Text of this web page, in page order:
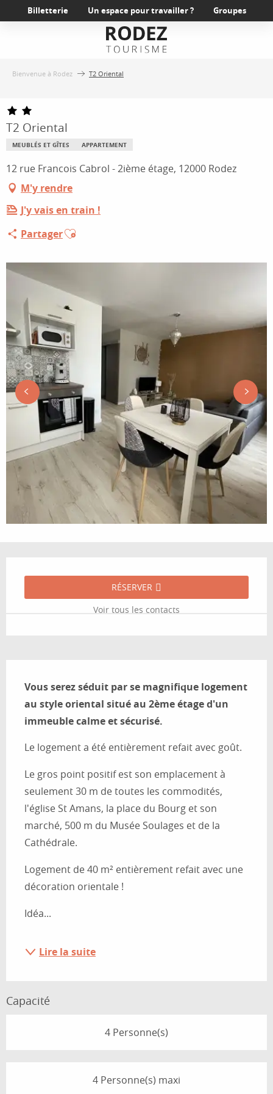
au
Billetterie Un espace pour travailler ? Groupes
Bienvenue à Rodez T2 Oriental
T2 Oriental
MEUBLÉS ET GÎTES APPARTEMENT
12 rue Francois Cabrol - 2ième étage, 12000 Rodez
M'y rendre
J'y vais en train !
PartagerAjouter aux favoris
RÉSERVER
Voir tous les contacts
Vous serez séduit par se magnifique logement
au style oriental situé au 2ème étage d'un
immeuble calme et sécurisé.
Le logement a été entièrement refait avec goût.
Le gros point positif est son emplacement à
seulement 30 m de toutes les commodités,
l'église St Amans, la place du Bourg et son
marché, 500 m du Musée Soulages et de la
Cathédrale.
Logement de 40 m² entièrement refait avec une
décoration orientale !
Idéa...
Lire la suite
Capacité
4 Personne(s)
4 Personne(s) maxi